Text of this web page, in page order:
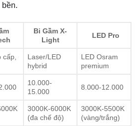
bền.
Bi Gầm X-
Light
LED Pro
cấp,
Laser/LED
hybrid
LED Osram
premium
10.000-
15.000
8.000-12.000
3000K-6000K
(đa chế độ)
3000K-5500K
(vàng/trắng)